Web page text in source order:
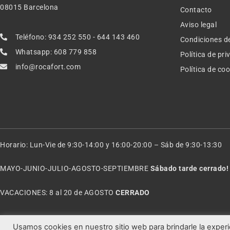
08015 Barcelona
Teléfono: 934 252 550 - 644 143 460
Whatsapp: 608 779 858
info@rocafort.com
Contacto
Aviso legal
Condiciones
Política de
Política de
Horario: Lun-Vie de 9:30-14:00 y 16:00-20:00 – Sáb de 9:30-13:30
MAYO-JUNIO-JULIO-AGOSTO-SEPTIEMBRE Sábado tarde cerrado!
VACACIONES: 8 al 20 de AGOSTO CERRADO
Usamos cookies en nuestro sitio web para brindarle la